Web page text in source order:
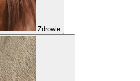
Zdrowie